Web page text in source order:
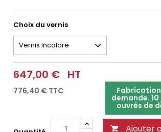
Choix du vernis
647,00 € HT
776,40 € TTC
demande.
ouvrés de
 Ajouter